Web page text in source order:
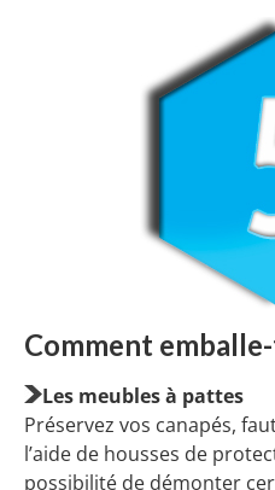
Comment
Les meubles à pattes
Préservez vos canapés,
l’aide de housses de
possibilité de démonter